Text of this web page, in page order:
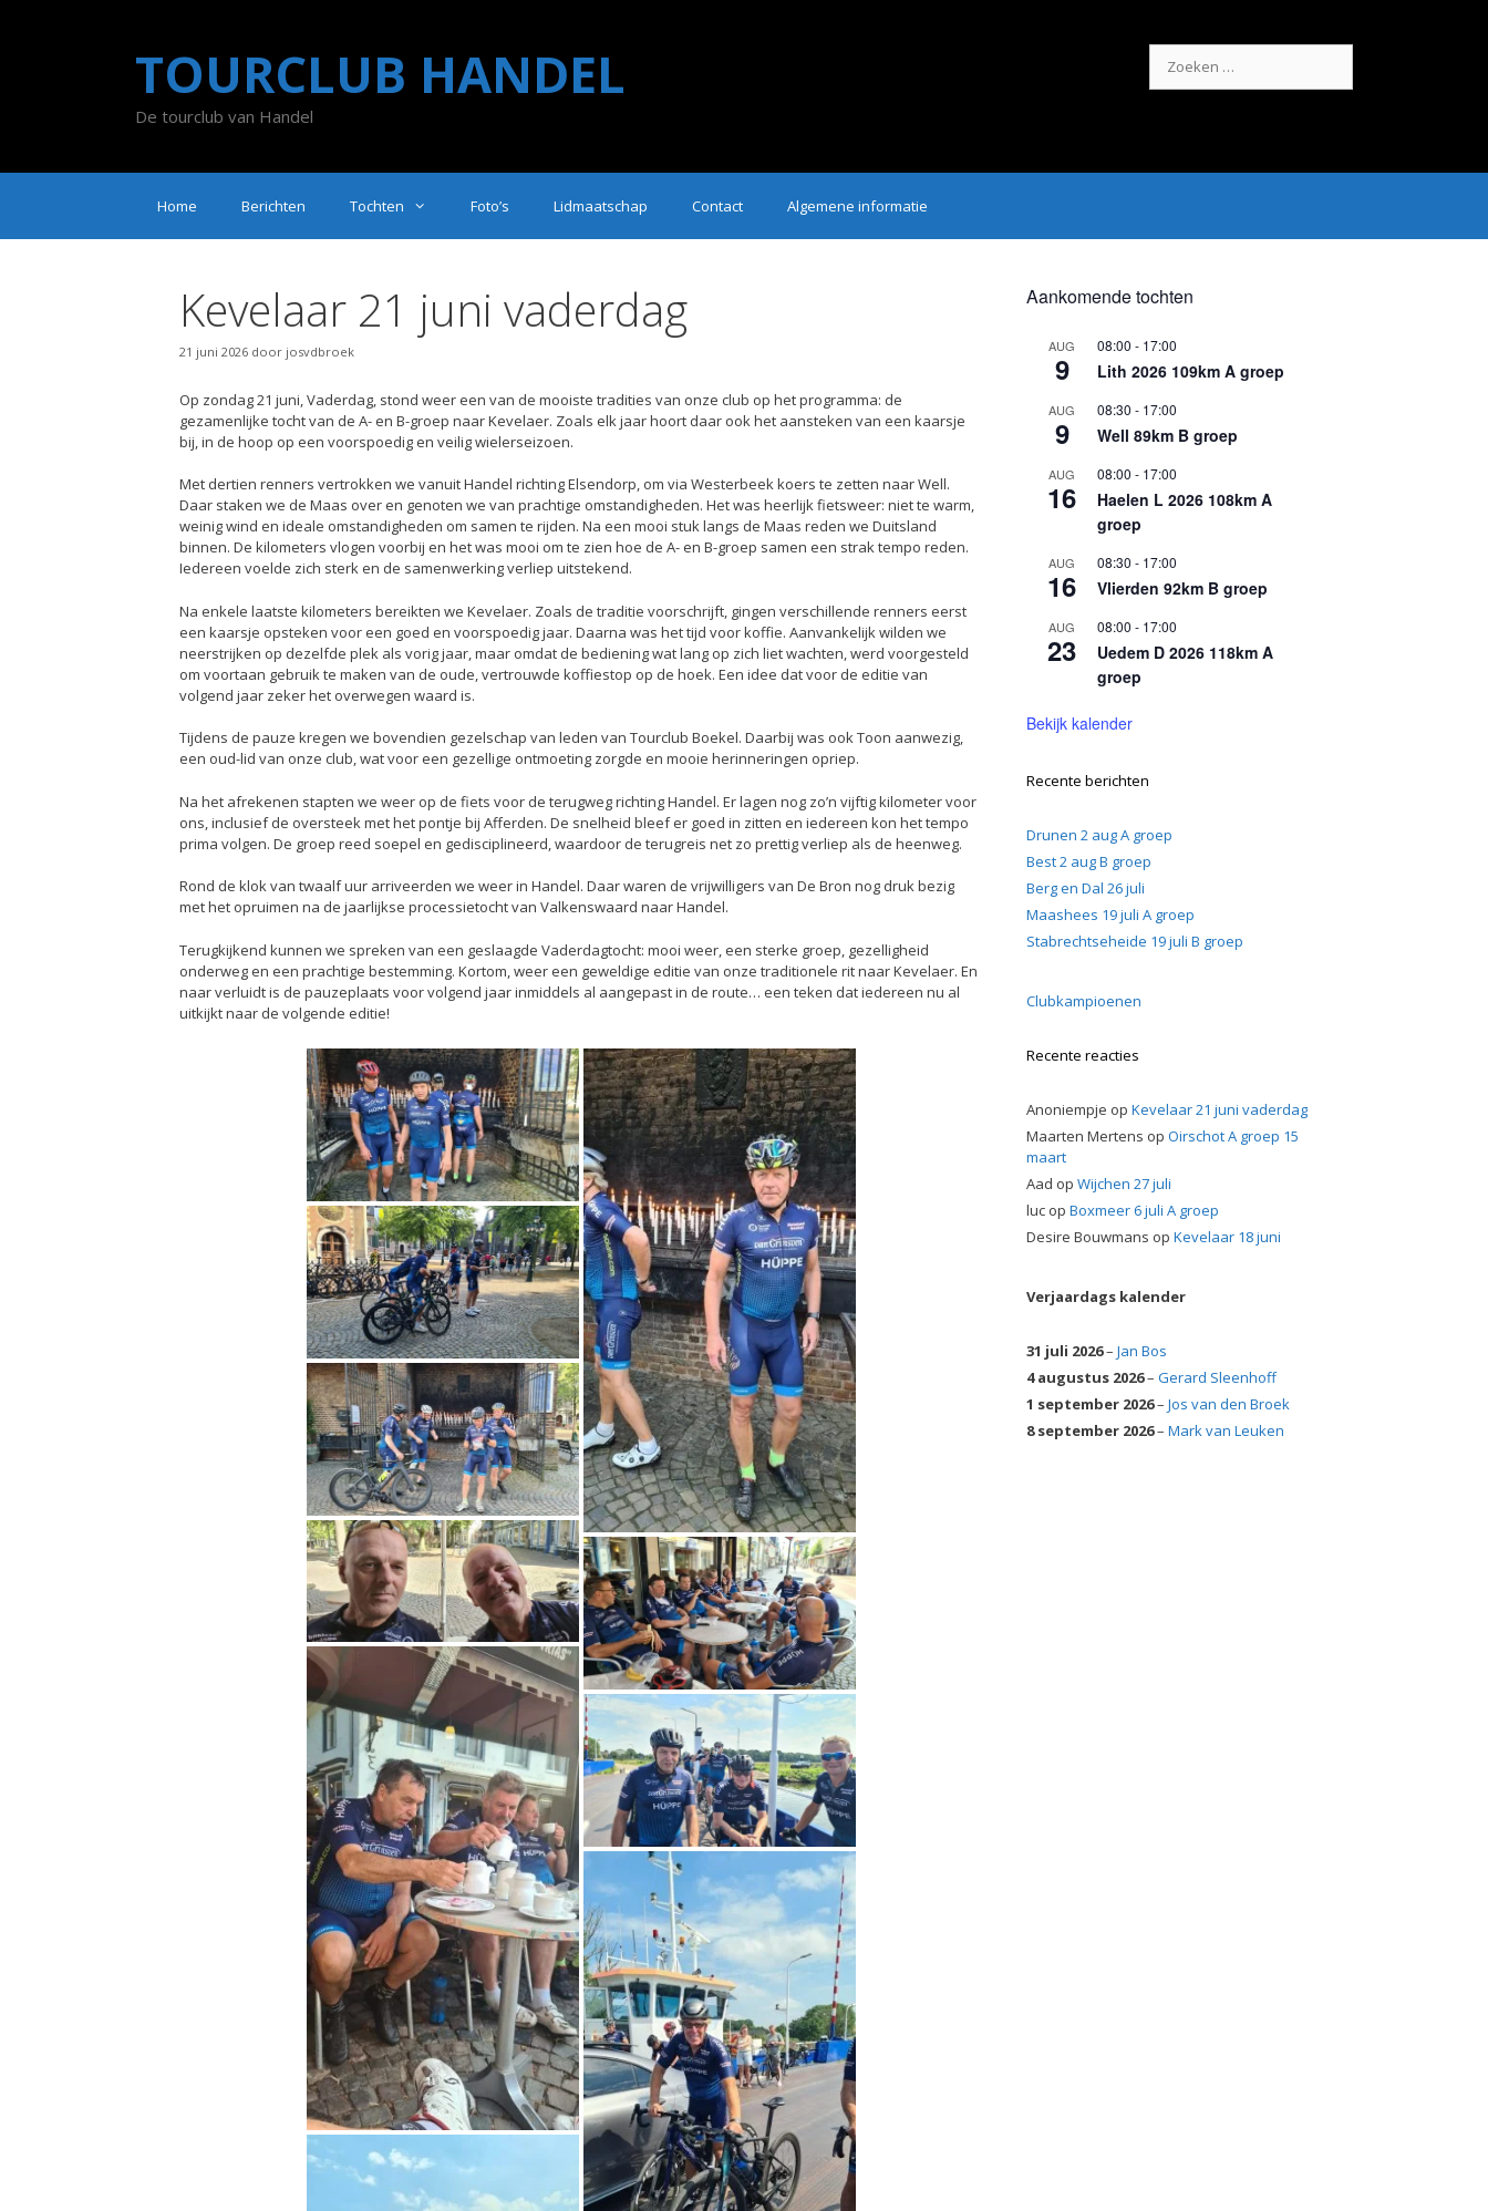
naar:
TOURCLUB HANDEL
De tourclub van Handel
Home Berichten Tochten Foto’s Lidmaatschap Contact Algemene informatie
Kevelaar 21 juni vaderdag
21 juni 2026 door josvdbroek
Op zondag 21 juni, Vaderdag, stond weer een van de mooiste tradities van onze club op het programma: de
gezamenlijke tocht van de A- en B-groep naar Kevelaer. Zoals elk jaar hoort daar ook het aansteken van een kaarsje
bij, in de hoop op een voorspoedig en veilig wielerseizoen.
Met dertien renners vertrokken we vanuit Handel richting Elsendorp, om via Westerbeek koers te zetten naar Well.
Daar staken we de Maas over en genoten we van prachtige omstandigheden. Het was heerlijk fietsweer: niet te warm,
weinig wind en ideale omstandigheden om samen te rijden. Na een mooi stuk langs de Maas reden we Duitsland
binnen. De kilometers vlogen voorbij en het was mooi om te zien hoe de A- en B-groep samen een strak tempo reden.
Iedereen voelde zich sterk en de samenwerking verliep uitstekend.
Na enkele laatste kilometers bereikten we Kevelaer. Zoals de traditie voorschrijft, gingen verschillende renners eerst
een kaarsje opsteken voor een goed en voorspoedig jaar. Daarna was het tijd voor koffie. Aanvankelijk wilden we
neerstrijken op dezelfde plek als vorig jaar, maar omdat de bediening wat lang op zich liet wachten, werd voorgesteld
om voortaan gebruik te maken van de oude, vertrouwde koffiestop op de hoek. Een idee dat voor de editie van
volgend jaar zeker het overwegen waard is.
Tijdens de pauze kregen we bovendien gezelschap van leden van Tourclub Boekel. Daarbij was ook Toon aanwezig,
een oud-lid van onze club, wat voor een gezellige ontmoeting zorgde en mooie herinneringen opriep.
Na het afrekenen stapten we weer op de fiets voor de terugweg richting Handel. Er lagen nog zo’n vijftig kilometer voor
ons, inclusief de oversteek met het pontje bij Afferden. De snelheid bleef er goed in zitten en iedereen kon het tempo
prima volgen. De groep reed soepel en gedisciplineerd, waardoor de terugreis net zo prettig verliep als de heenweg.
Rond de klok van twaalf uur arriveerden we weer in Handel. Daar waren de vrijwilligers van De Bron nog druk bezig
met het opruimen na de jaarlijkse processietocht van Valkenswaard naar Handel.
Terugkijkend kunnen we spreken van een geslaagde Vaderdagtocht: mooi weer, een sterke groep, gezelligheid
onderweg en een prachtige bestemming. Kortom, weer een geweldige editie van onze traditionele rit naar Kevelaer. En
naar verluidt is de pauzeplaats voor volgend jaar inmiddels al aangepast in de route… een teken dat iedereen nu al
uitkijkt naar de volgende editie!
Aankomende tochten
AUG
9
08:00 - 17:00
Lith 2026 109km A groep
AUG
9
08:30 - 17:00
Well 89km B groep
AUG
16
08:00 - 17:00
Haelen L 2026 108km A
groep
AUG
16
08:30 - 17:00
Vlierden 92km B groep
AUG
23
08:00 - 17:00
Uedem D 2026 118km A
groep
Bekijk kalender
Recente berichten
Drunen 2 aug A groep
Best 2 aug B groep
Berg en Dal 26 juli
Maashees 19 juli A groep
Stabrechtseheide 19 juli B groep
Clubkampioenen
Recente reacties
Anoniempje op Kevelaar 21 juni vaderdag
Maarten Mertens op Oirschot A groep 15
maart
Aad op Wijchen 27 juli
luc op Boxmeer 6 juli A groep
Desire Bouwmans op Kevelaar 18 juni
Verjaardags kalender
31 juli 2026– Jan Bos
4 augustus 2026– Gerard Sleenhoff
1 september 2026– Jos van den Broek
8 september 2026– Mark van Leuken